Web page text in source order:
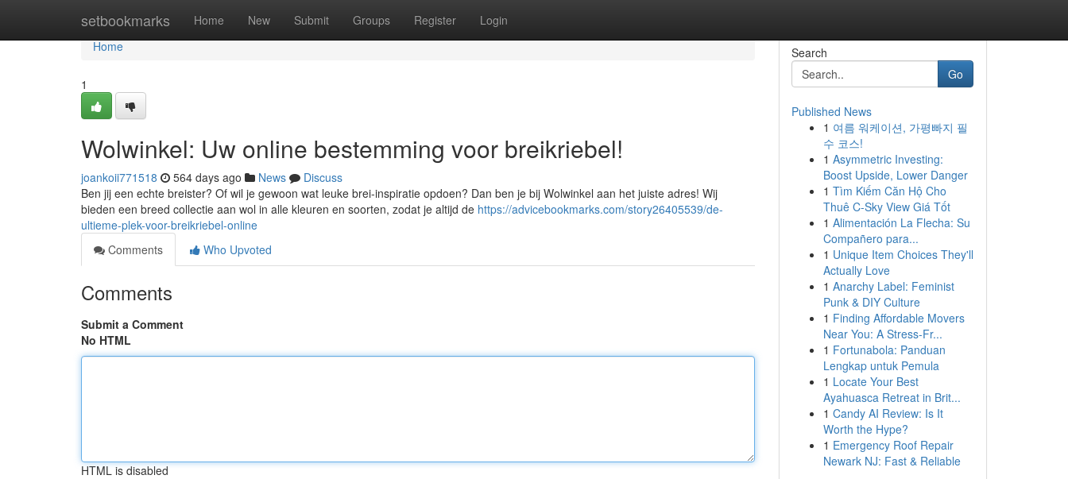
setbookmarks Home New Submit Groups Register Login
Home
Home
1
Wolwinkel: Uw online bestemming voor breikriebel!
joankoii771518 564 days ago News
Discuss
Ben jij een echte breister? Of wil je gewoon wat leuke brei-inspiratie opdoen? Dan ben je bij Wolwinkel aan het juiste adres! Wij
bieden een breed collectie aan wol in alle kleuren en soorten, zodat je altijd de https://advicebookmarks.com/story26405539/de-
ultieme-plek-voor-breikriebel-online
Comments
Who Upvoted
Comments
Submit a Comment
No HTML
HTML is disabled
Search
Go
Published News
1 여름 워케이션, 가평빠지 필
수 코스!
1 Asymmetric Investing:
Boost Upside, Lower Danger
1 Tìm Kiếm Căn Hộ Cho
Thuê C-Sky View Giá Tốt
1 Alimentación La Flecha: Su
Compañero para...
1 Unique Item Choices They'll
Actually Love
1 Anarchy Label: Feminist
Punk & DIY Culture
1 Finding Affordable Movers
Near You: A Stress-Fr...
1 Fortunabola: Panduan
Lengkap untuk Pemula
1 Locate Your Best
Ayahuasca Retreat in Brit...
1 Candy AI Review: Is It
Worth the Hype?
1 Emergency Roof Repair
Newark NJ: Fast & Reliable